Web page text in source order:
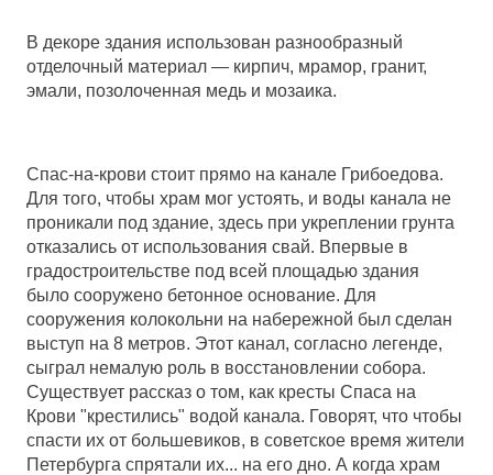
В декоре здания использован разнообразный
отделочный материал — кирпич, мрамор, гранит,
эмали, позолоченная медь и мозаика.
Спас-на-крови стоит прямо на канале Грибоедова.
Для того, чтобы храм мог устоять, и воды канала не
проникали под здание, здесь при укреплении грунта
отказались от использования свай. Впервые в
градостроительстве под всей площадью здания
было сооружено бетонное основание. Для
сооружения колокольни на набережной был сделан
выступ на 8 метров. Этот канал, согласно легенде,
сыграл немалую роль в восстановлении собора.
Существует рассказ о том, как кресты Спаса на
Крови "крестились" водой канала. Говорят, что чтобы
спасти их от большевиков, в советское время жители
Петербурга спрятали их... на его дно. А когда храм